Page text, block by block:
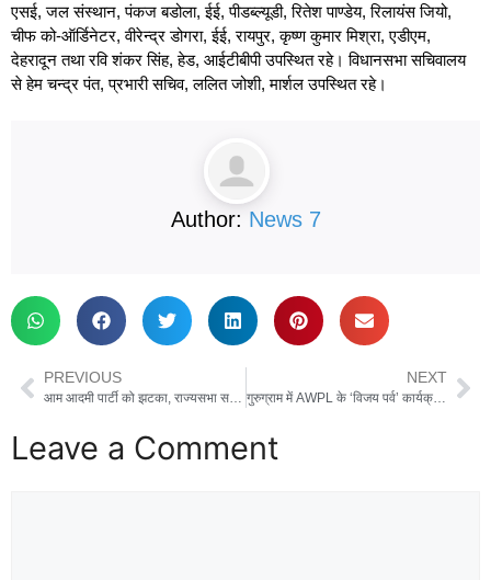
एसई, जल संस्थान, पंकज बडोला, ईई, पीडब्ल्यूडी, रितेश पाण्डेय, रिलायंस जियो,
चीफ को-ऑर्डिनेटर, वीरेन्द्र डोगरा, ईई, रायपुर, कृष्ण कुमार मिश्रा, एडीएम,
देहरादून तथा रवि शंकर सिंह, हेड, आईटीबीपी उपस्थित रहे। विधानसभा सचिवालय
से हेम चन्द्र पंत, प्रभारी सचिव, ललित जोशी, मार्शल उपस्थित रहे।
Author: News 7
PREVIOUS
आम आदमी पार्टी को झटका, राज्यसभा सभापति ने 7 बागी सांसदों के बीजेपी में विलय को दी मंजूरी
NEXT
गुरुग्राम में AWPL के ‘विजय पर्व’ कार्यक्रम में सीएम धामी ने की शिरकत, ‘वोकल फॉर लोकल’ को बढ़ावा देने की अपील
Leave a Comment